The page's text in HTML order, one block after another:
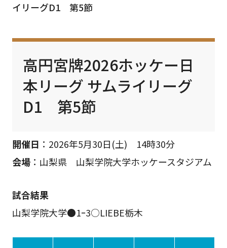
イリーグD1 第5節
高円宮牌2026ホッケー日
本リーグ サムライリーグ
D1 第5節
開催日 ：2026年5月30日(土) 14時30分
会場：山梨県 山梨学院大学ホッケースタジアム
試合結果
山梨学院大学●1ｰ3○LIEBE栃木